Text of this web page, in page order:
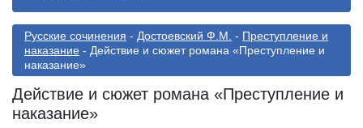
Русские сочинения - Достоевский Ф.М. - Преступление и
наказание - Действие и сюжет романа «Преступление и
наказание»
Действие и сюжет романа «Преступление и
наказание»